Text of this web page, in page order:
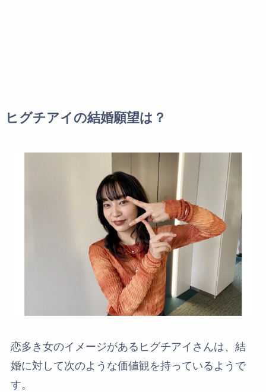
ヒグチアイの結婚願望は？
恋多き女のイメージがあるヒグチアイさんは、 結
婚に対して次のような価値観を持っているようで
す。